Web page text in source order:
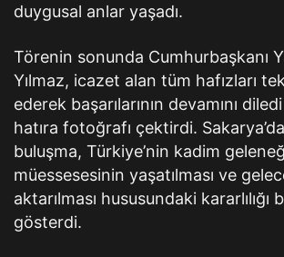
duygusal anlar yaşadı.
Törenin sonunda Cumhurbaşkanı
Yılmaz, icazet alan tüm hafızları
ederek başarılarının devamını
hatıra fotoğrafı çektirdi.
buluşma, Türkiye’nin kadim
müessesesinin yaşatılması ve
aktarılması hususundaki kararlılığı
gösterdi.